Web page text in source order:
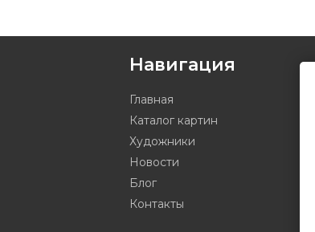
Навигация
Главная
Каталог картин
Художники
Новости
Блог
Контакты